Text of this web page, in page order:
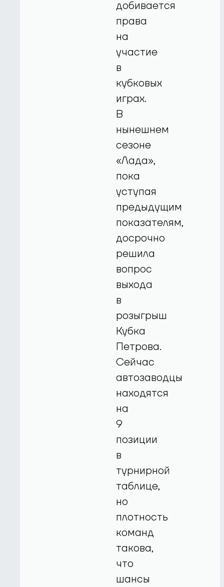
добивается
права
на
участие
в
кубковых
играх.
В
нынешнем
сезоне
«Лада»,
пока
уступая
предыдущим
показателям,
досрочно
решила
вопрос
выхода
в
розыгрыш
Кубка
Петрова.
Сейчас
автозаводцы
находятся
на
9
позиции
в
турнирной
таблице,
но
плотность
команд
такова,
что
шансы